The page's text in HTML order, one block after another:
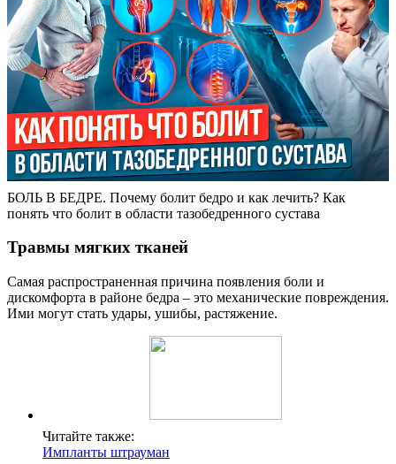
БОЛЬ В БЕДРЕ. Почему болит бедро и как лечить? Как
понять что болит в области тазобедренного сустава
Травмы мягких тканей
Самая распространенная причина появления боли и
дискомфорта в районе бедра – это механические повреждения.
Ими могут стать удары, ушибы, растяжение.
Читайте также:
Импланты штрауман